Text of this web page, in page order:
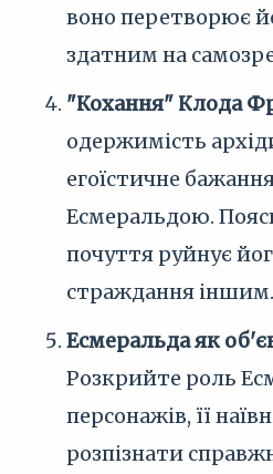
воно перетворює
здатним на
"Кохання" Клода
одержимість
егоїстичне
Есмеральдою.
почуття руйнує
страждання іншим.
Есмеральда як
Розкрийте роль
персонажів, її
розпізнати